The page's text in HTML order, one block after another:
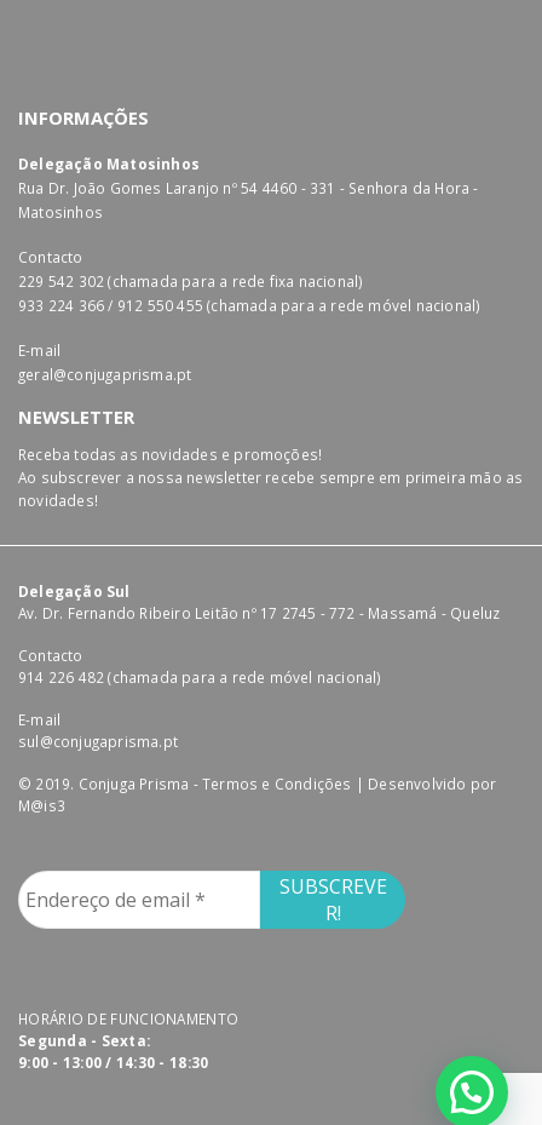
INFORMAÇÕES
Delegação Matosinhos
Rua Dr. João Gomes Laranjo nº 54 4460 - 331 - Senhora da Hora -
Matosinhos
Contacto
229 542 302 (chamada para a rede fixa nacional)
933 224 366 / 912 550 455 (chamada para a rede móvel nacional)
E-mail
geral@conjugaprisma.pt
NEWSLETTER
Receba todas as novidades e promoções!
Ao subscrever a nossa newsletter recebe sempre em primeira mão as
novidades!
Delegação Sul
Av. Dr. Fernando Ribeiro Leitão nº 17 2745 - 772 - Massamá - Queluz
Contacto
914 226 482 (chamada para a rede móvel nacional)
E-mail
sul@conjugaprisma.pt
© 2019. Conjuga Prisma -Termos e Condições | Desenvolvido por
M@is3
HORÁRIO DE FUNCIONAMENTO
Segunda - Sexta:
9:00 - 13:00 / 14:30 - 18:30